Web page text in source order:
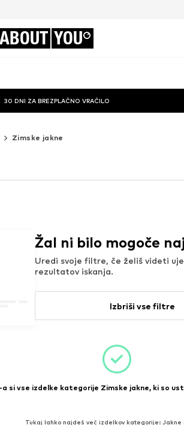
ABOUT YOU
30 DNI ZA BREZPLAČNO VRAČILO
Zimske jakne
Žal ni bilo mogoče
Uredi svoje filtre, če želiš videti
rezultatov iskanja.
Izbriši vse filtre
si vse izdelke kategorije Zimske jakne, ki so
Tukaj lahko najdeš več izdelkov kategorije: Jakne